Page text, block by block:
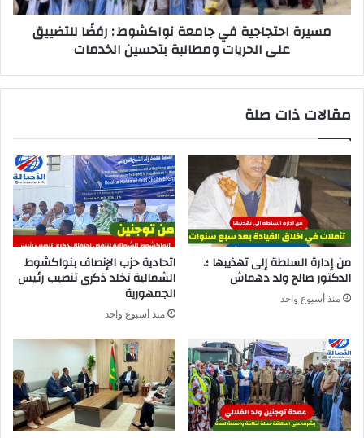
مسيرة احتجاجية في جامعة نواكشوط : رفضًا للتضييق
على الحريات ومطالبة بتحسين الخدمات
مقالات ذات صلة
من إدارة السلطة إلى تهذيبها ؛.
الدكتور صالح ولد دهماش
منذ أسبوع واحد
اتحادية حزب الإنصاف بنواكشوط
الشمالية تخلد ذكرى تنصيب رئيس
الجمهورية
منذ أسبوع واحد